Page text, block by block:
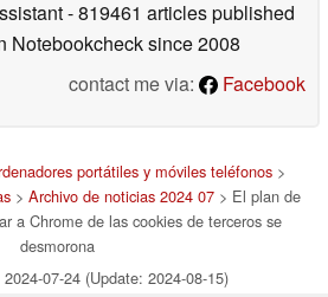
- 819461 articles published
Notebookchecksince 2008
contact me via:
Facebook
portátiles y móviles teléfonos >
> Archivo de noticias 2024 07 > El plan de
a Chrome de las cookies de terceros se
desmorona
07-24 (Update: 2024-08-15)